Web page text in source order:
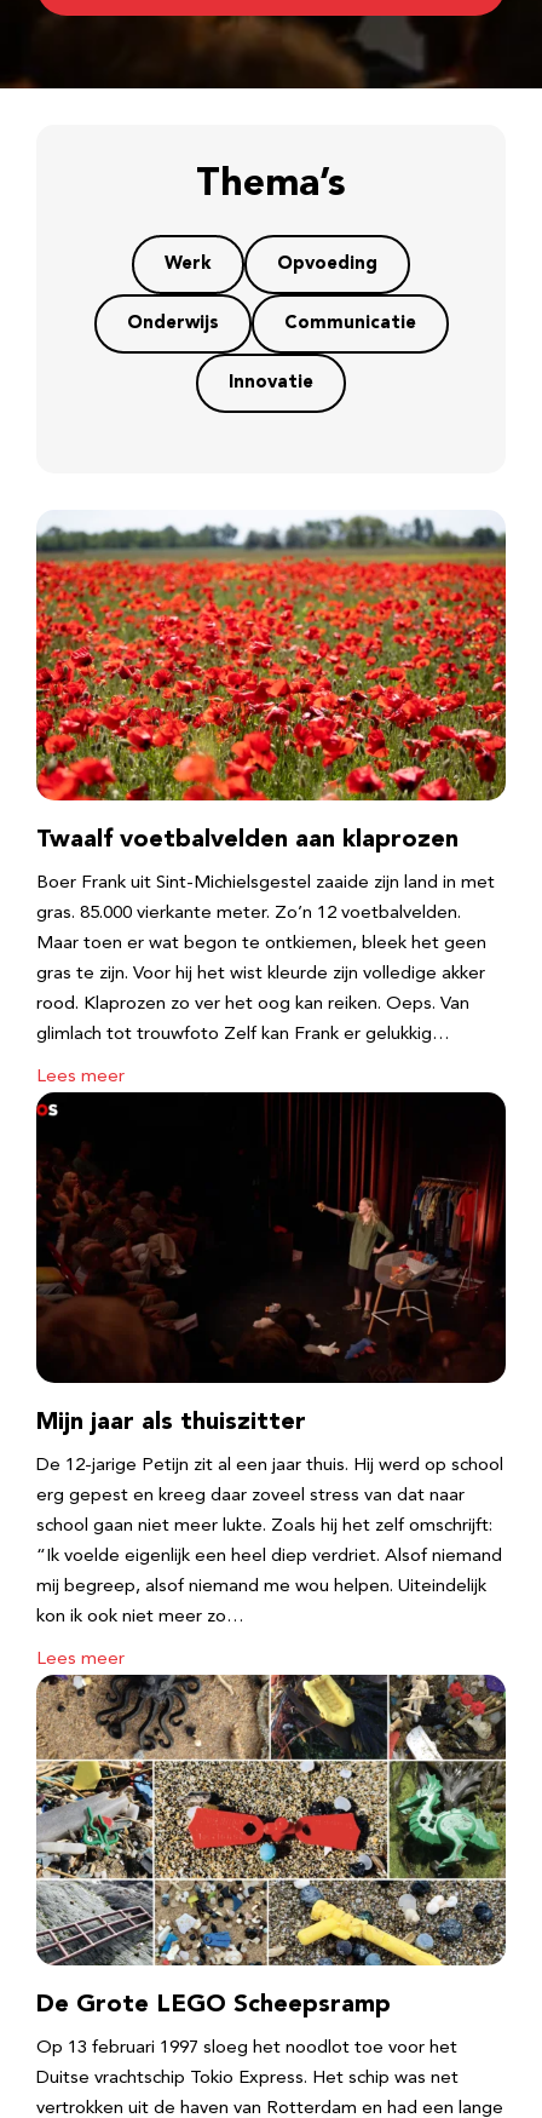
Thema’s
Werk Opvoeding
Onderwijs Communicatie
Innovatie
Twaalf voetbalvelden aan klaprozen
Boer Frank uit Sint-Michielsgestel zaaide zijn land in met
gras. 85.000 vierkante meter. Zo’n 12 voetbalvelden.
Maar toen er wat begon te ontkiemen, bleek het geen
gras te zijn. Voor hij het wist kleurde zijn volledige akker
rood. Klaprozen zo ver het oog kan reiken. Oeps. Van
glimlach tot trouwfoto Zelf kan Frank er gelukkig…
Lees meer
Mijn jaar als thuiszitter
De 12-jarige Petijn zit al een jaar thuis. Hij werd op school
erg gepest en kreeg daar zoveel stress van dat naar
school gaan niet meer lukte. Zoals hij het zelf omschrijft:
“Ik voelde eigenlijk een heel diep verdriet. Alsof niemand
mij begreep, alsof niemand me wou helpen. Uiteindelijk
kon ik ook niet meer zo…
Lees meer
De Grote LEGO Scheepsramp
Op 13 februari 1997 sloeg het noodlot toe voor het
Duitse vrachtschip Tokio Express. Het schip was net
vertrokken uit de haven van Rotterdam en had een lange